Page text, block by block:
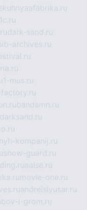
dark-sand.ru
archives.ru
1-mus.ru
bandamn.ru
darksand.ru
kompanij.ru
snow-guard.ru
aalse.ru
movie-one.ru
andreislyusar.ru
i-grom.ru